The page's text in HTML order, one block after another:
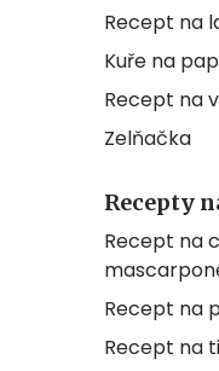
Recept na
Kuře na
Recept na
Zelňačka
Recepty
Recept na
Recept na
Recept na